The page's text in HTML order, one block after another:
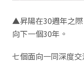
▲昇陽在30週年之際
向下一個30年。
七個面向一同深度交